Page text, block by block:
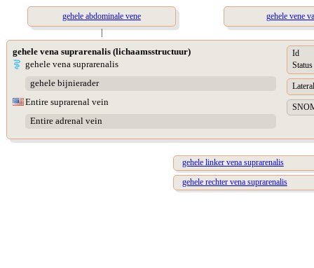
gehele abdominale vene
gehele vene
|
gehele vena suprarenalis (lichaamsstructuur)
gehele vena suprarenalis
gehele bijnierader
Entire suprarenal vein
Entire adrenal vein
Id
Status
gehele linker vena suprarenalis
gehele rechter vena suprarenalis